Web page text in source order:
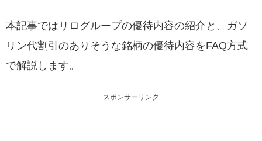
本記事ではリログループの優待内容の紹介と、ガソ
リン代割引のありそうな銘柄の優待内容をFAQ方式
で解説します。
スポンサーリンク